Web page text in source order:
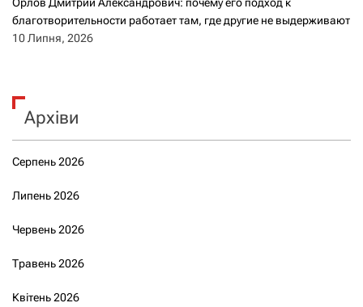
благотворительности работает там, где другие не выдерживают
10 Липня, 2026
Архіви
Серпень 2026
Липень 2026
Червень 2026
Травень 2026
Квітень 2026